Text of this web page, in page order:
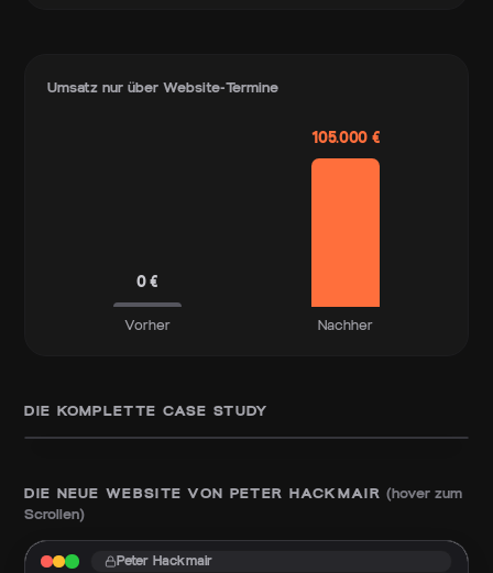
Umsatz nur über Website-Termine
0 €
Vorher
105.000 €
Nachher
DIE KOMPLETTE CASE STUDY
geschafft haben
DIE NEUE WEBSITE VON PETER HACKMAIR (hover zum
Scrollen)
Peter Hackmair